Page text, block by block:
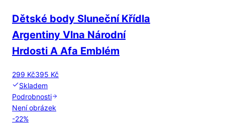
Dětské body Sluneční Křídla
Argentiny Vlna Národní
Hrdosti A Afa Emblém
299 Kč395 Kč
Skladem
Podrobnosti
Není obrázek
-22%